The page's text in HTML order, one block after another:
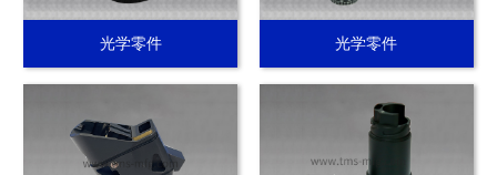
光学零件 光学零件